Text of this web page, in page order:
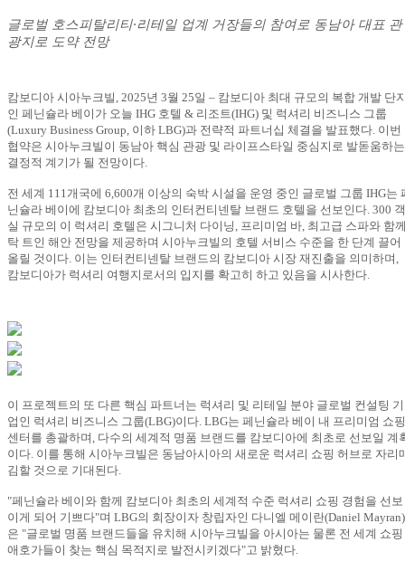
글로벌 호스피탈리티·리테일 업계 거장들의 참여로 동남아 대표 관
광지로 도약 전망
캄보디아 시아누크빌 , 2025년 3월 25일 – 캄보디아 최대 규모의 복합 개발 단
인 페닌슐라 베이가 오늘 IHG 호텔 & 리조트(IHG) 및 럭셔리 비즈니스 그룹
(Luxury Business Group, 이하 LBG)과 전략적 파트너십 체결을 발표했다. 이번
협약은 시아누크빌이 동남아 핵심 관광 및 라이프스타일 중심지로 발돋움하는
결정적 계기가 될 전망이다.
전 세계 111개국에 6,600개 이상의 숙박 시설을 운영 중인 글로벌 그룹 IHG는
닌슐라 베이에 캄보디아 최초의 인터컨티넨탈 브랜드 호텔을 선보인다. 300 객
실 규모의 이 럭셔리 호텔은 시그니처 다이닝 , 프리미엄 바, 최고급 스파와 함
탁 트인 해안 전망을 제공하며 시아누크빌의 호텔 서비스 수준을 한 단계 끌어
올릴 것이다. 이는 인터컨티넨탈 브랜드의 캄보디아 시장 재진출을 의미하며 ,
캄보디아가 럭셔리 여행지로서의 입지를 확고히 하고 있음을 시사한다.
이 프로젝트의 또 다른 핵심 파트너는 럭셔리 및 리테일 분야 글로벌 컨설팅 기
업인 럭셔리 비즈니스 그룹(LBG)이다. LBG는 페닌슐라 베이 내 프리미엄 쇼핑
센터를 총괄하며 , 다수의 세계적 명품 브랜드를 캄보디아에 최초로 선보일 계
이다. 이를 통해 시아누크빌은 동남아시아의 새로운 럭셔리 쇼핑 허브로 자리
김할 것으로 기대된다.
"페닌슐라 베이와 함께 캄보디아 최초의 세계적 수준 럭셔리 쇼핑 경험을 선보
이게 되어 기쁘다"며 LBG의 회장이자 창립자인 다니엘 메이란(Daniel Mayran)
은 "글로벌 명품 브랜드들을 유치해 시아누크빌을 아시아는 물론 전 세계 쇼핑
애호가들이 찾는 핵심 목적지로 발전시키겠다"고 밝혔다.